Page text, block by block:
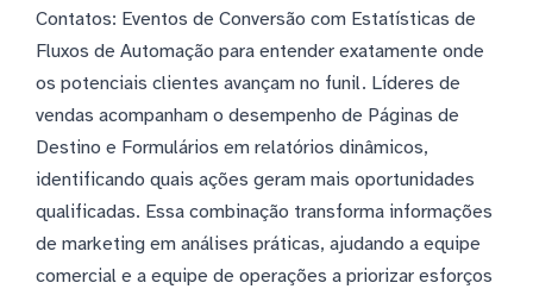
Contatos: Eventos de Conversão com Estatísticas de
Fluxos de Automação para entender exatamente onde
os potenciais clientes avançam no funil. Líderes de
vendas acompanham o desempenho de Páginas de
Destino e Formulários em relatórios dinâmicos,
identificando quais ações geram mais oportunidades
qualificadas. Essa combinação transforma informações
de marketing em análises práticas, ajudando a equipe
comercial e a equipe de operações a priorizar esforços